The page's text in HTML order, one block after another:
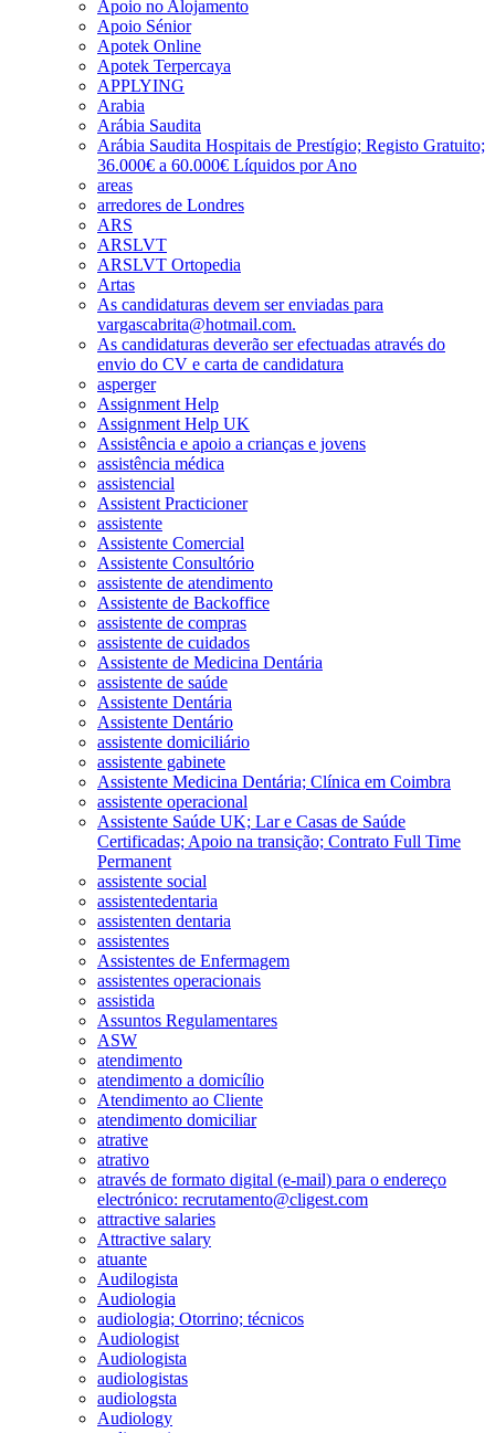
Apoio no Alojamento
Apoio Sénior
Apotek Online
Apotek Terpercaya
APPLYING
Arabia
Arábia Saudita
Arábia Saudita Hospitais de Prestígio; Registo Gratuito;
36.000€ a 60.000€ Líquidos por Ano
areas
arredores de Londres
ARS
ARSLVT
ARSLVT Ortopedia
Artas
As candidaturas devem ser enviadas para
vargascabrita@hotmail.com.
As candidaturas deverão ser efectuadas através do
envio do CV e carta de candidatura
asperger
Assignment Help
Assignment Help UK
Assistência e apoio a crianças e jovens
assistência médica
assistencial
Assistent Practicioner
assistente
Assistente Comercial
Assistente Consultório
assistente de atendimento
Assistente de Backoffice
assistente de compras
assistente de cuidados
Assistente de Medicina Dentária
assistente de saúde
Assistente Dentária
Assistente Dentário
assistente domiciliário
assistente gabinete
Assistente Medicina Dentária; Clínica em Coimbra
assistente operacional
Assistente Saúde UK; Lar e Casas de Saúde
Certificadas; Apoio na transição; Contrato Full Time
Permanent
assistente social
assistentedentaria
assistenten dentaria
assistentes
Assistentes de Enfermagem
assistentes operacionais
assistida
Assuntos Regulamentares
ASW
atendimento
atendimento a domicílio
Atendimento ao Cliente
atendimento domiciliar
atrative
atrativo
através de formato digital (e-mail) para o endereço
electrónico: recrutamento@cligest.com
attractive salaries
Attractive salary
atuante
Audilogista
Audiologia
audiologia; Otorrino; técnicos
Audiologist
Audiologista
audiologistas
audiologsta
Audiology